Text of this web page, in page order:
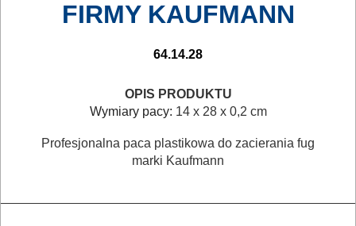
AKCESORIA
Przecinarki
ręczne
Przecinarki
FIRMY KAUFMANN
64.14.28
OPIS PRODUKTU
Wymiary pacy: 14 x 28 x 0,2 cm
Profesjonalna paca plastikowa do zacierania fug
marki Kaufmann